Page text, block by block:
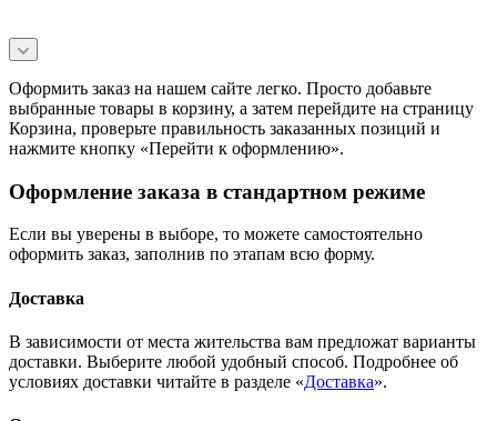
Оформить заказ на нашем сайте легко. Просто добавьте
выбранные товары в корзину, а затем перейдите на страницу
Корзина, проверьте правильность заказанных позиций и
нажмите кнопку «Перейти к оформлению».
Оформление заказа в стандартном режиме
Если вы уверены в выборе, то можете самостоятельно
оформить заказ, заполнив по этапам всю форму.
Доставка
В зависимости от места жительства вам предложат варианты
доставки. Выберите любой удобный способ. Подробнее об
условиях доставки читайте в разделе «Доставка».